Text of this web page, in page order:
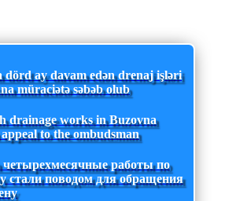
dörd ay davam edən drenaj işləri
müraciətə səbəb olub
drainage works in Buzovna
to the ombudsman
четырехмесячные работы по
стали поводом для обращения